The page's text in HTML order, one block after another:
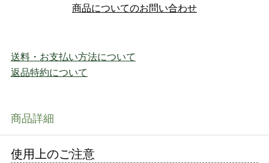
商品についてのお問い合わせ
送料・お支払い方法について
返品特約について
商品詳細
使用上のご注意